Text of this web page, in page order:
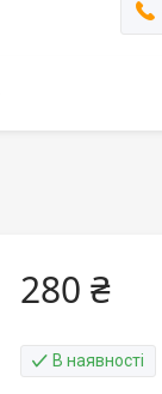
280 ₴
В наявності